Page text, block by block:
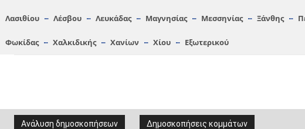
Λασιθίου Λέσβου Λευκάδας Μαγνησίας Μεσσηνίας Ξάνθης
Φωκίδας Χαλκιδικής Χανίων Χίου Εξωτερικού
Ανάλυση δημοσκοπήσεων Δημοσκοπήσεις κομμάτων